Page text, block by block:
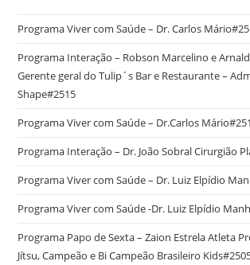
Programa Viver com Saúde – Dr. Carlos
Programa Interação – Robson Marcelino e
Gerente geral do Tulip´s Bar e Restaurante –
Shape#2515
Programa Viver com Saúde – Dr.Carlos
Programa Interação – Dr. João Sobral Cirurgião
Programa Viver com Saúde – Dr. Luiz Elpídio
Programa Viver com Saúde -Dr. Luiz Elpídio
Programa Papo de Sexta – Zaion Estrela Atleta
Jítsu, Campeão e Bi Campeão Brasileiro